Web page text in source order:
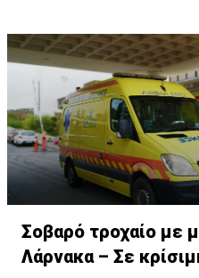
Σοβαρό τροχαίο με
Λάρνακα – Σε